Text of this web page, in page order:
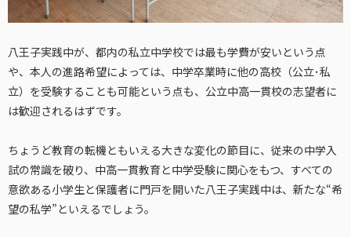
八王子実践中が、都内の私立中学校では最も学費が安いという点
や、本人の進路希望によっては、中学卒業時に他の高校（公立･私
立）を受験することも可能という点も、公立中高一貫校の志望者に
は歓迎されるはずです。
ちょうど教育の転機ともいえる大きな変化の節目に、従来の中学入
試の常識を破り、中高一貫教育と中学受験に関心をもつ、すべての
意欲ある小学生と保護者に門戸を開いた八王子実践中は、新たな“希
望の私学”といえるでしょう。